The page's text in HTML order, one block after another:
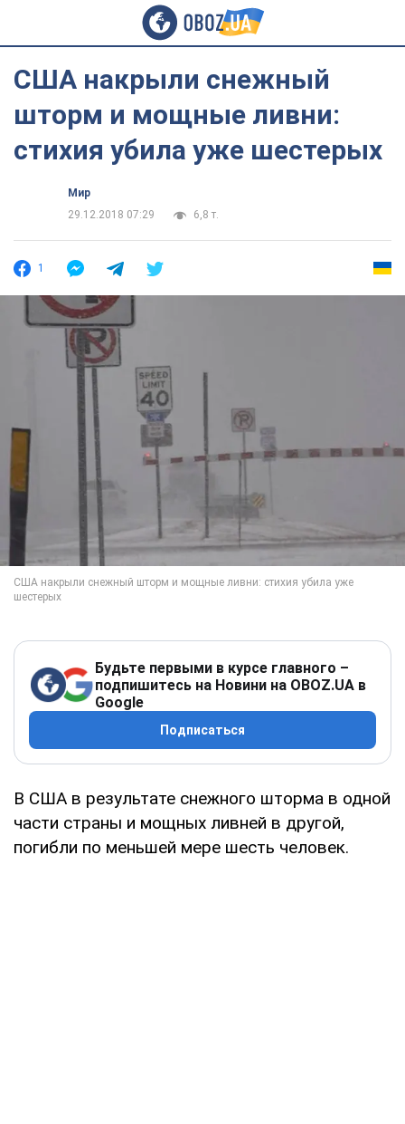
США накрыли снежный
шторм и мощные ливни:
стихия убила уже шестерых
Мир
29.12.2018 07:29
6,8 т.
1
Будьте первыми в курсе главного –
подпишитесь на Новини на OBOZ.UA в
Google
Подписаться
В США в результате снежного шторма в одной
части страны и мощных ливней в другой,
погибли по меньшей мере шесть человек.